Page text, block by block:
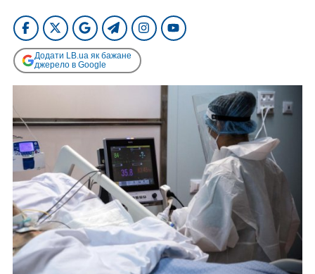
Додати LB.ua як бажане
джерело в Google